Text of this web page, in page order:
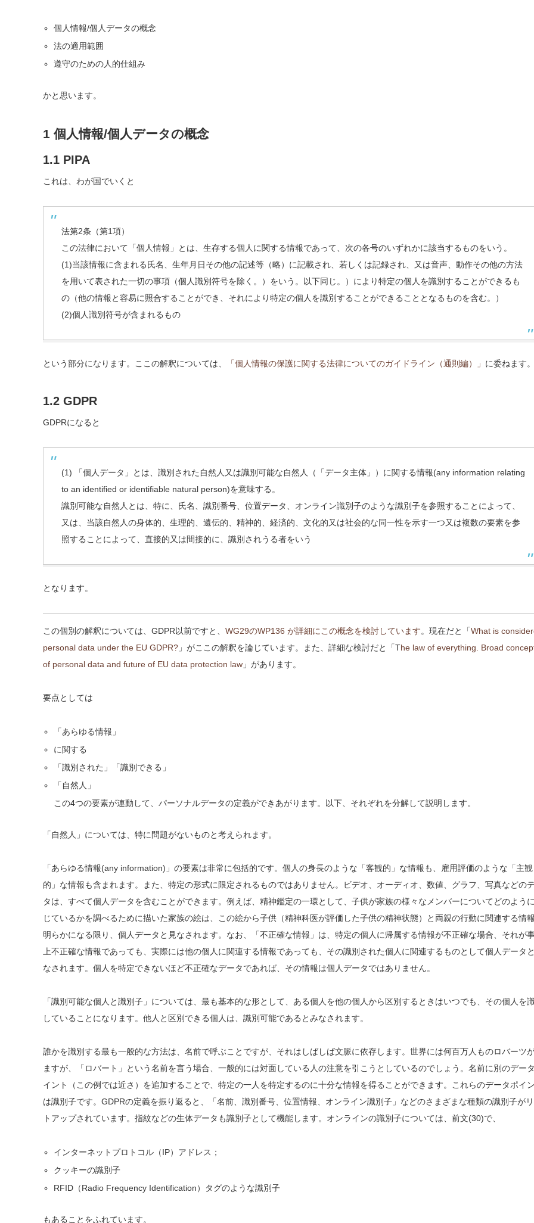
個人情報/個人データの概念
法の適用範囲
遵守のための人的仕組み
かと思います。
1 個人情報/個人データの概念
1.1 PIPA
これは、わが国でいくと
法第2条（第1項）
この法律において「個人情報」とは、生存する個人に関する情報であって、次の各号のいずれかに該当するものをいう。
(1)当該情報に含まれる氏名、生年月日その他の記述等（略）に記載され、若しくは記録され、又は音声、動作その他の方法
を用いて表された一切の事項（個人識別符号を除く。）をいう。以下同じ。）により特定の個人を識別することができるも
の（他の情報と容易に照合することができ、それにより特定の個人を識別することができることとなるものを含む。）
(2)個人識別符号が含まれるもの
という部分になります。ここの解釈については、 「個人情報の保護に関する法律についてのガイドライン（通則編）」 に委ねます
1.2 GDPR
GDPRになると
(1) 「個人データ」とは、識別された自然人又は識別可能な自然人（「データ主体」）に関する情報(any information relating
to an identified or identifiable natural person)を意味する。
識別可能な自然人とは、特に、氏名、識別番号、位置データ、オンライン識別子のような識別子を参照することによって、
又は、当該自然人の身体的、生理的、遺伝的、精神的、経済的、文化的又は社会的な同一性を示す一つ又は複数の要素を参
照することによって、直接的又は間接的に、識別されうる者をいう
となります。
この個別の解釈については、GDPR以前ですと、 WG29のWP136 が詳細にこの概念を検討しています。現在だと「What is
personal data under the EU GDPR? 」がここの解釈を論じています。また、詳細な検討だと「The law of everything. Broad
of personal data and future of EU data protection law 」があります。
要点としては
「あらゆる情報」
に関する
「識別された」「識別できる」
「自然人」
この4つの要素が連動して、パーソナルデータの定義ができあがります。以下、それぞれを分解して説明します。
「自然人」については、特に問題がないものと考えられます。
「あらゆる情報(any information)」の要素は非常に包括的です。個人の身長のような「客観的」な情報も、雇用評価のような「主観
的」な情報も含まれます。また、特定の形式に限定されるものではありません。ビデオ、オーディオ、数値、グラフ、写真などの
タは、すべて個人データを含むことができます。例えば、精神鑑定の一環として、子供が家族の様々なメンバーについてどのよう
じているかを調べるために描いた家族の絵は、この絵から子供（精神科医が評価した子供の精神状態）と両親の行動に関連する情
明らかになる限り、個人データと見なされます。なお、「不正確な情報」は、特定の個人に帰属する情報が不正確な場合、それが
上不正確な情報であっても、実際には他の個人に関連する情報であっても、その識別された個人に関連するものとして個人データ
なされます。個人を特定できないほど不正確なデータであれば、その情報は個人データではありません。
「識別可能な個人と識別子」については、最も基本的な形として、ある個人を他の個人から区別するときはいつでも、その個人を
していることになります。他人と区別できる個人は、識別可能であるとみなされます。
誰かを識別する最も一般的な方法は、名前で呼ぶことですが、それはしばしば文脈に依存します。世界には何百万人ものロバーツ
ますが、「ロバート」という名前を言う場合、一般的には対面している人の注意を引こうとしているのでしょう。名前に別のデー
イント（この例では近さ）を追加することで、特定の一人を特定するのに十分な情報を得ることができます。これらのデータポイ
は識別子です。GDPRの定義を振り返ると、
「名前、識別番号、位置情報、オンライン識別子」などのさまざまな種類の識別子が
トアップされています。指紋などの生体データも識別子として機能します。オンラインの識別子については、前文(30)で、
インターネットプロトコル（IP）アドレス；
クッキーの識別子
RFID（Radio Frequency Identification）タグのような識別子
もあることをふれています。